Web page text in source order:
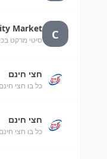
C
Market
סיטי מרקט בכיכר
חצי חינם
כל בו חצי
חצי חינם
כל בו חצי